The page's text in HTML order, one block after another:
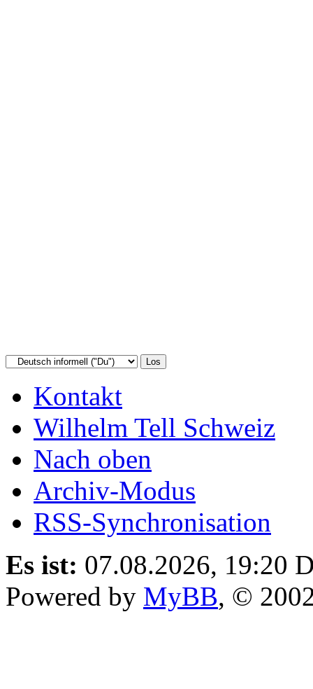
Kontakt
Wilhelm Tell Schweiz
Nach oben
Archiv-Modus
RSS-Synchronisation
Es ist: 07.08.2026, 19:20
Powered by MyBB, ©